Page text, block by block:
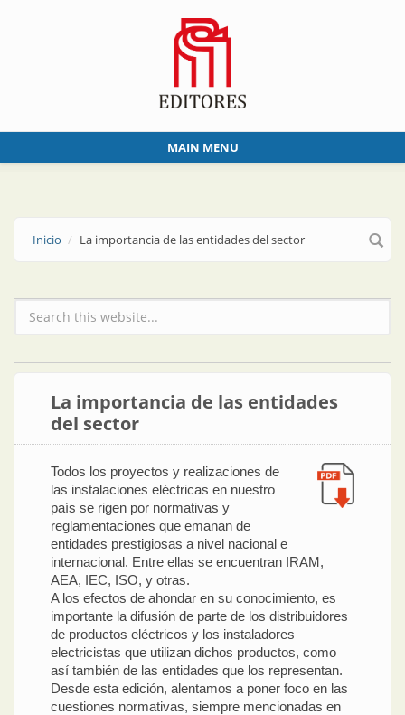
MAIN MENU
Inicio La importancia de las entidades del sector
Formulario de búsqueda
La importancia de las entidades
del sector
Todos los proyectos y realizaciones de
las instalaciones eléctricas en nuestro
país se rigen por normativas y
reglamentaciones que emanan de
entidades prestigiosas a nivel nacional e
internacional. Entre ellas se encuentran IRAM,
AEA, IEC, ISO, y otras.
A los efectos de ahondar en su conocimiento, es
importante la difusión de parte de los distribuidores
de productos eléctricos y los instaladores
electricistas que utilizan dichos productos, como
así también de las entidades que los representan.
Desde esta edición, alentamos a poner foco en las
cuestiones normativas, siempre mencionadas en